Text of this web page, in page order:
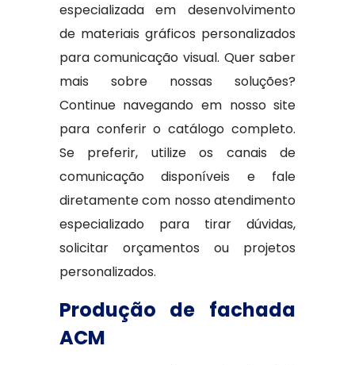
especializada em desenvolvimento
de materiais gráficos personalizados
para comunicação visual. Quer saber
mais sobre nossas soluções?
Continue navegando em nosso site
para conferir o catálogo completo.
Se preferir, utilize os canais de
comunicação disponíveis e fale
diretamente com nosso atendimento
especializado para tirar dúvidas,
solicitar orçamentos ou projetos
personalizados.
Produção de fachada
ACM